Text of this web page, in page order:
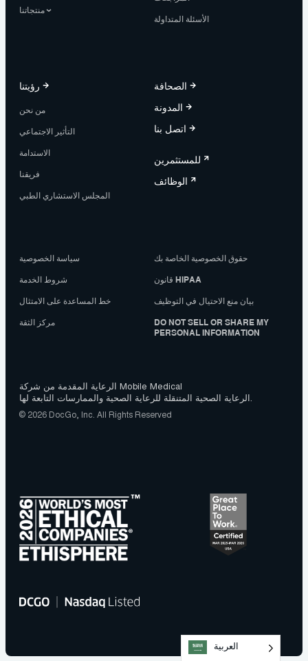
منتجاتنا
الأسئلة المتداولة
رؤيتنا
من نحن
التأثير الاجتماعي
الاستدامة
فريقنا
المجلس الاستشاري الطبي
الصحافة
المدونة
اتصل بنا
للمستثمرين
الوظائف
سياسة الخصوصية حقوق الخصوصية الخاصة بك
شروط الخدمة قانون HIPAA
خط المساعدة على الامتثال بيان منع الاحتيال في التوظيف
مركز الثقة
DO NOT SELL OR SHARE MY
PERSONAL INFORMATION
الرعاية المقدمة من شركة Mobile Medical
الرعاية الصحية المتنقلة للرعاية الصحية والممارسات التابعة لها.
© 2026 DocGo, Inc. All Rights Reserved
العربية‏